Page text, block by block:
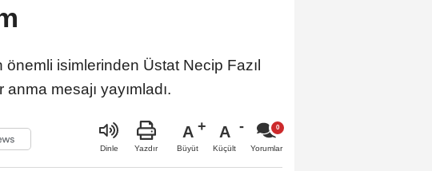
önemli isimlerinden Üstat Necip Fazıl
anma mesajı yayımladı.
Dinle Yazdır
A
Büyüt
A
Küçült Yorumlar